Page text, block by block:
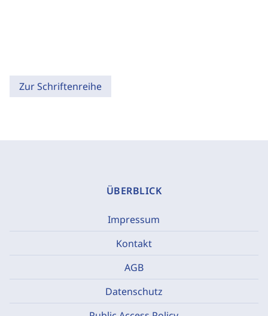
Zur Schriftenreihe
ÜBERBLICK
Impressum
Kontakt
AGB
Datenschutz